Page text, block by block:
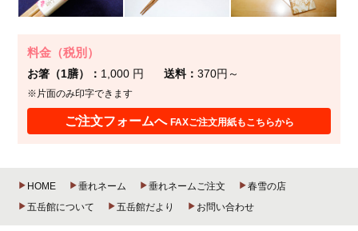
料金（税別）
お箸（1膳） 1,000 円 送料 370円～
※片面のみ印字できます
ご注文フォームへ FAXご注文用紙もこちらから
HOME 垂れネーム 垂れネームご注文
春雪の店
五岳館について
五岳館だより お問い合わせ